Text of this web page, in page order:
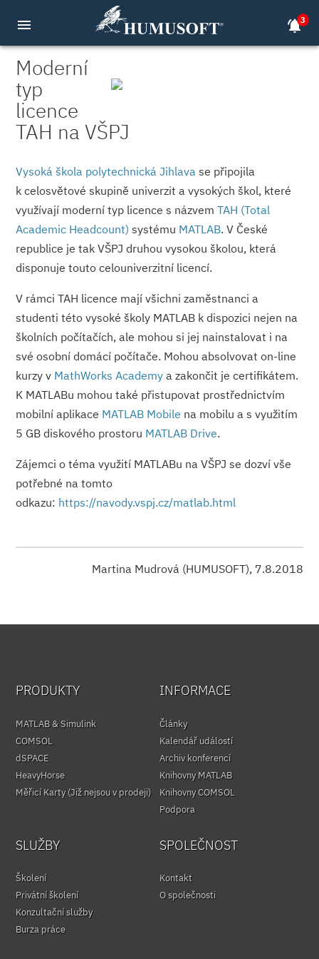
menu notifications_active3
Moderní
typ
licence
TAH na VŠPJ
Vysoká škola polytechnická Jihlava se připojila
k celosvětové skupině univerzit a vysokých škol, které
využívají moderní typ licence s názvemTAH (Total
Academic Headcount) systému MATLAB. V České
republice je tak VŠPJ druhou vysokou školou, která
disponuje touto celouniverzitní licencí.
V rámci TAH licence mají všichni zaměstnanci a
studenti této vysoké školy MATLAB k dispozici nejen na
školních počítačích, ale mohou si jej nainstalovat i na
své osobní domácí počítače. Mohou absolvovat on-line
kurzy v MathWorks Academy a zakončit je certifikátem.
K MATLABu mohou také přistupovat prostřednictvím
mobilní aplikace MATLAB Mobile na mobilu a s využitím
5 GB diskového prostoru MATLAB Drive.
Zájemci o téma využití MATLABu na VŠPJ se dozví vše
potřebné na tomto
odkazu: https://navody.vspj.cz/matlab.html
Martina Mudrová (HUMUSOFT), 7.8.2018
PRODUKTY
MATLAB & Simulink
COMSOL
dSPACE
HeavyHorse
Měřicí Karty (Již nejsou v prodeji)
INFORMACE
Články
Kalendář událostí
Archiv konferencí
Knihovny MATLAB
Knihovny COMSOL
Podpora
SLUŽBY
Školení
Privátní školení
Konzultační služby
Burza práce
SPOLEČNOST
Kontakt
O společnosti